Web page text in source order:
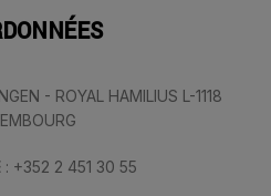
- ROYAL HAMILIUS L-1118
: +352 2 451 30 55